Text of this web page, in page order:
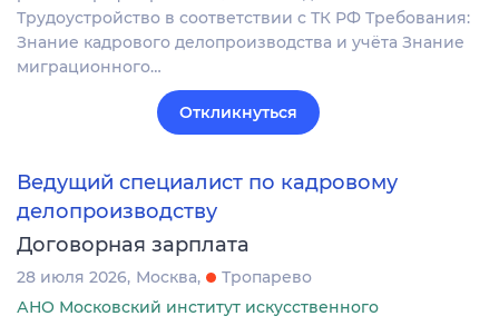
Трудоустройство в соответствии с ТК РФ Требования:
Знание кадрового делопроизводства и учёта Знание
миграционного…
Откликнуться
Ведущий специалист по кадровому
делопроизводству
Договорная зарплата
28 июля 2026 Москва
Тропарево
АНО Московский институт искусственного